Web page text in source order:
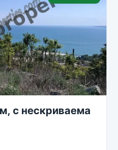
с нескриваема